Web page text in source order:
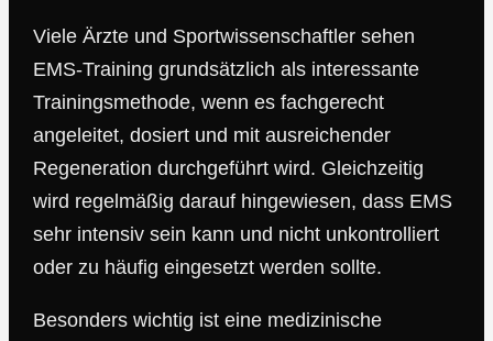
Viele Ärzte und Sportwissenschaftler sehen
EMS-Training grundsätzlich als interessante
Trainingsmethode, wenn es fachgerecht
angeleitet, dosiert und mit ausreichender
Regeneration durchgeführt wird. Gleichzeitig
wird regelmäßig darauf hingewiesen, dass EMS
sehr intensiv sein kann und nicht unkontrolliert
oder zu häufig eingesetzt werden sollte.
Besonders wichtig ist eine medizinische